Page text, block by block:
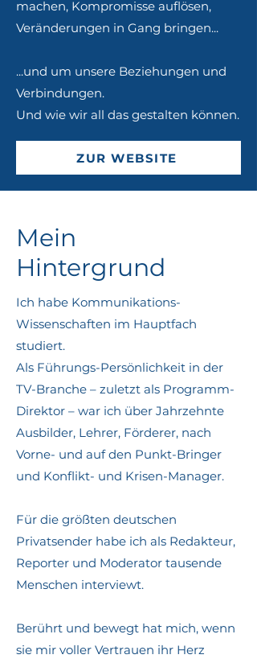
machen, Kompromisse auflösen,
Veränderungen in Gang bringen...
...und um unsere Beziehungen und
Verbindungen.
Und wie wir all das gestalten können.
ZUR WEBSITE
Mein
Hintergrund
Ich habe Kommunikations-
Wissenschaften im Hauptfach
studiert.
Als Führungs-Persönlichkeit in der
TV-Branche – zuletzt als Programm-
Direktor – war ich über Jahrzehnte
Ausbilder, Lehrer, Förderer, nach
Vorne- und auf den Punkt-Bringer
und Konflikt- und Krisen-Manager.
Für die größten deutschen
Privatsender habe ich als Redakteur,
Reporter und Moderator tausende
Menschen interviewt.
Berührt und bewegt hat mich, wenn
sie mir voller Vertrauen ihr Herz